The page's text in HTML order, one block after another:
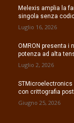
Melexis amplia la
singola senza
Luglio 16, 2026
OMRON presenta i
potenza ad alta
Luglio 2, 2026
STMicroelectronics
con crittografia
Giugno 25, 2026